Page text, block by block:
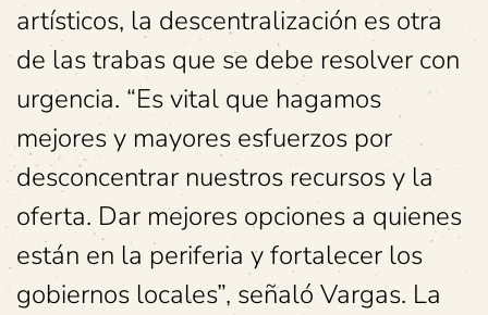
artísticos, la descentralización es otra
de las trabas que se debe resolver con
urgencia. “Es vital que hagamos
mejores y mayores esfuerzos por
desconcentrar nuestros recursos y la
oferta. Dar mejores opciones a quienes
están en la periferia y fortalecer los
gobiernos locales”, señaló Vargas. La